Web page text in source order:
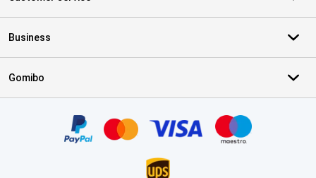
Business
Gomibo